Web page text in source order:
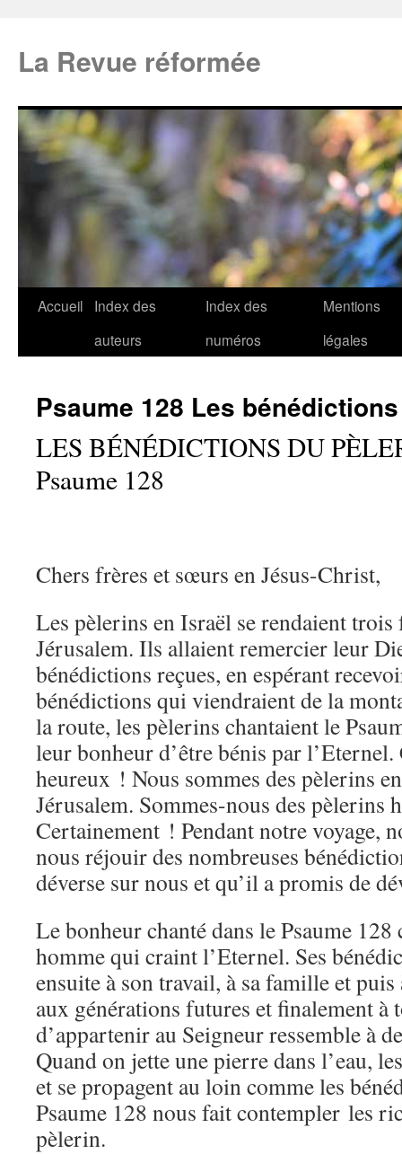
La Revue réformée
Accueil
Index des
auteurs
Index des
numéros
Mentions
légales
Psaume 128 Les
LES BÉNÉDICTIONS DU
Psaume 128
Chers frères et sœurs en Jésus-Christ,
Les pèlerins en Israël se rendaient trois
Jérusalem. Ils allaient remercier leur
bénédictions reçues, en espérant
bénédictions qui viendraient de la
la route, les pèlerins chantaient le
leur bonheur d’être bénis par l’Eternel.
heureux ! Nous sommes des pèlerins
Jérusalem. Sommes-nous des pèlerins
Certainement ! Pendant notre voyage,
nous réjouir des nombreuses
déverse sur nous et qu’il a promis de
Le bonheur chanté dans le Psaume
homme qui craint l’Eternel. Ses
ensuite à son travail, à sa famille et
aux générations futures et finalement
d’appartenir au Seigneur ressemble à
Quand on jette une pierre dans l’eau,
et se propagent au loin comme les
Psaume 128 nous fait contempler les
pèlerin.